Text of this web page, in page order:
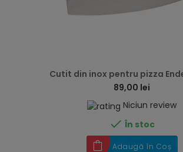
Cutit din inox pentru pizza
89,00 lei
Niciun review
 În stoc
Adaugă în Coș